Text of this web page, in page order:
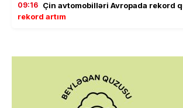
09:16 Çin avtomobilləri Avropada rekord
rekord artım